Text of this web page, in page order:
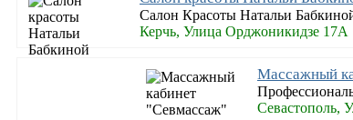
Салон Красоты Натальи
Керчь, Улица Орджоникидзе 17А
Массажный
Севастополь,